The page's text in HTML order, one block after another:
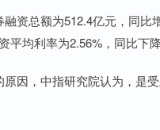
资总额为512.4亿元，同
平均利率为2.56%，同比下
因，中指研究院认为，是